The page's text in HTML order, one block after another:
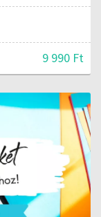
9 990 Ft